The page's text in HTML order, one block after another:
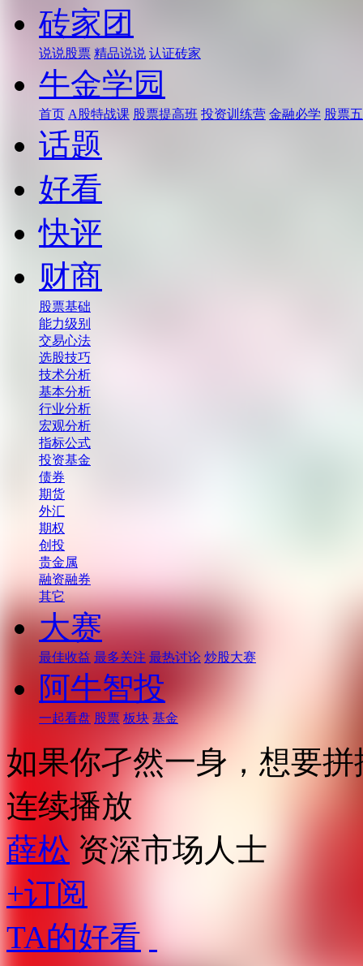
砖家团
说说股票 精品说说 认证砖家
牛金学园
首页 A股特战课 股票提高班 投资训练营 金融必学 股票
话题
好看
快评
财商
股票基础
能力级别
交易心法
选股技巧
技术分析
基本分析
行业分析
宏观分析
指标公式
投资基金
债券
期货
外汇
期权
创投
贵金属
融资融券
其它
大赛
最佳收益 最多关注 最热讨论 炒股大赛
阿牛智投
一起看盘 股票 板块 基金
如果你孑然一身，想要
连续播放
薛松 资深市场人士
+订阅
TA的好看